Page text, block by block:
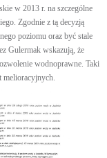
w 2013 r. na szczególne
Zgodnie z tą decyzją
poziomu oraz być stale
Gulermak wskazują, że
wodnoprawne. Taki
melioracyjnych.